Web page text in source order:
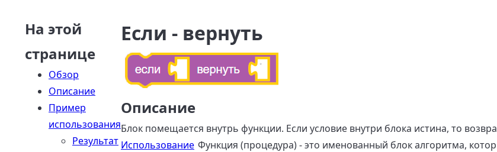
На этой
странице
Обзор
Описание
Пример
использования
Результат
Если - вернуть
Описание
Блок помещается внутрь функции. Если условие внутри блока истина, то
Использование Функция (процедура) - это именованный блок алгоритма,